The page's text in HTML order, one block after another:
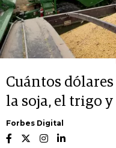
Cuántos
la soja, el trigo y
Forbes Digital